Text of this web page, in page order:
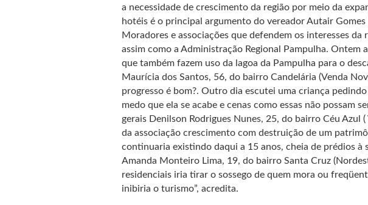
a necessidade de crescimento da região por meio da
hotéis é o principal argumento do vereador Autair
Moradores e associações que defendem os interesses
assim como a Administração Regional Pampulha. Ontem
que também fazem uso da lagoa da Pampulha para o
Maurícia dos Santos, 56, do bairro Candelária (Venda
progresso é bom?. Outro dia escutei uma criança
medo que ela se acabe e cenas como essas não possam
gerais Denilson Rodrigues Nunes, 25, do bairro Céu Azul
da associação crescimento com destruição de um
continuaria existindo daqui a 15 anos, cheia de prédios à
Amanda Monteiro Lima, 19, do bairro Santa Cruz
residenciais iria tirar o sossego de quem mora ou
inibiria o turismo”, acredita.